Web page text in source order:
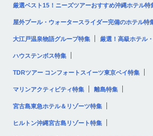
厳選ベスト15！ニーズツアーおすすめ沖縄ホテル特
屋外プール・ウォータースライダー完備のホテル特
大江戸温泉物語グループ特集 厳選！高級ホテル
ハウステンボス特集
TDRツアー コンフォートスイーツ東京ベイ特集
マリンアクティビティ特集 離島特集
宮古島東急ホテル＆リゾーツ特集
ヒルトン沖縄宮古島リゾート特集